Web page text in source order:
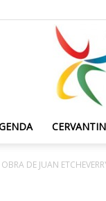
OBRA DE JUAN